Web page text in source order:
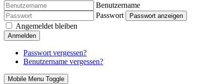
Benutzername
Passwort
Passwort anzeigen
Angemeldet bleiben
Anmelden
Passwort vergessen?
Benutzername vergessen?
Mobile Menu Toggle